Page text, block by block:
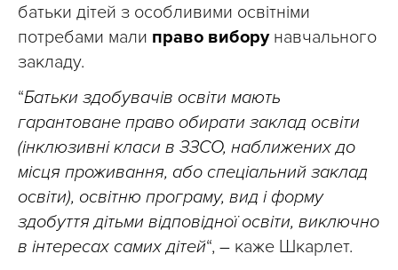
батьки дітей з особливими освітніми
потребами мали право виборунавчального
закладу.
“Батьки здобувачів освіти мають
гарантоване право обирати заклад освіти
(інклюзивні класи в ЗЗСО, наближених до
місця проживання, або спеціальний заклад
освіти), освітню програму, вид і форму
здобуття дітьми відповідної освіти, виключно
в інтересах самих дітей“, – каже Шкарлет.